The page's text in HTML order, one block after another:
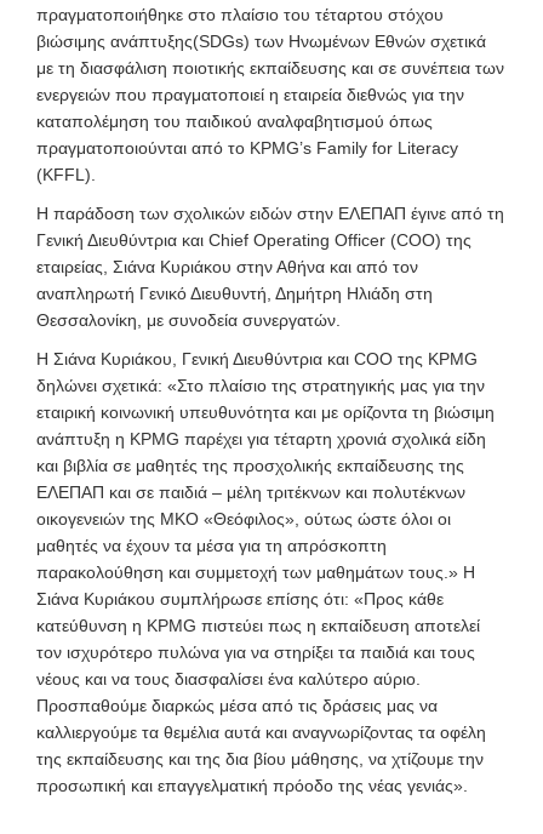
πραγματοποιήθηκε στο πλαίσιο του τέταρτου στόχου
βιώσιμης ανάπτυξης(SDGs) των Ηνωμένων Εθνών σχετικά
με τη διασφάλιση ποιοτικής εκπαίδευσης και σε συνέπεια των
ενεργειών που πραγματοποιεί η εταιρεία διεθνώς για την
καταπολέμηση του παιδικού αναλφαβητισμού όπως
πραγματοποιούνται από το KPMG’s Family for Literacy
(KFFL).
Η παράδοση των σχολικών ειδών στην ΕΛΕΠΑΠ έγινε από τη
Γενική Διευθύντρια και Chief Operating Officer (COO) της
εταιρείας, Σιάνα Κυριάκου στην Αθήνα και από τον
αναπληρωτή Γενικό Διευθυντή, Δημήτρη Ηλιάδη στη
Θεσσαλονίκη, με συνοδεία συνεργατών.
Η Σιάνα Κυριάκου, Γενική Διευθύντρια και COO της KPMG
δηλώνει σχετικά: «Στο πλαίσιο της στρατηγικής μας για την
εταιρική κοινωνική υπευθυνότητα και με ορίζοντα τη βιώσιμη
ανάπτυξη η KPMG παρέχει για τέταρτη χρονιά σχολικά είδη
και βιβλία σε μαθητές της προσχολικής εκπαίδευσης της
ΕΛΕΠΑΠ και σε παιδιά – μέλη τριτέκνων και πολυτέκνων
οικογενειών της ΜΚΟ «Θεόφιλος», ούτως ώστε όλοι οι
μαθητές να έχουν τα μέσα για τη απρόσκοπτη
παρακολούθηση και συμμετοχή των μαθημάτων τους.» Η
Σιάνα Κυριάκου συμπλήρωσε επίσης ότι: «Προς κάθε
κατεύθυνση η KPMG πιστεύει πως η εκπαίδευση αποτελεί
τον ισχυρότερο πυλώνα για να στηρίξει τα παιδιά και τους
νέους και να τους διασφαλίσει ένα καλύτερο αύριο.
Προσπαθούμε διαρκώς μέσα από τις δράσεις μας να
καλλιεργούμε τα θεμέλια αυτά και αναγνωρίζοντας τα οφέλη
της εκπαίδευσης και της δια βίου μάθησης, να χτίζουμε την
προσωπική και επαγγελματική πρόοδο της νέας γενιάς».